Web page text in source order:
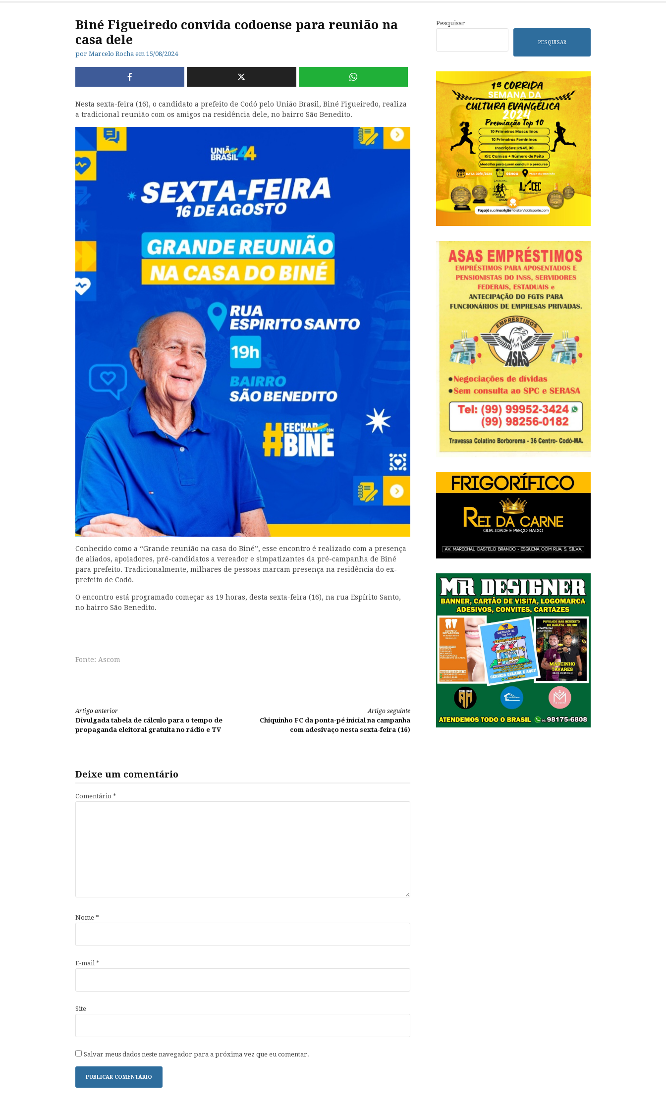
Biné Figueiredo convida codoense para reunião na
casa dele
por Marcelo Rocha em 15/08/2024
Nesta sexta-feira (16), o candidato a prefeito de Codó pelo União Brasil, Biné Figueiredo, realiza
a tradicional reunião com os amigos na residência dele, no bairro São Benedito.
Conhecido como a “Grande reunião na casa do Biné”, esse encontro é realizado com a presença
de aliados, apoiadores, pré-candidatos a vereador e simpatizantes da pré-campanha de Biné
para prefeito. Tradicionalmente, milhares de pessoas marcam presença na residência do ex-
prefeito de Codó.
O encontro está programado começar as 19 horas, desta sexta-feira (16), na rua Espírito Santo,
no bairro São Benedito.
Fonte: Ascom
Continue
lendo
Artigo anterior
Divulgada tabela de cálculo para o tempo de
propaganda eleitoral gratuita no rádio e TV
Artigo seguinte
Chiquinho FC da ponta-pé inicial na campanha
com adesivaço nesta sexta-feira (16)
Deixe um comentário
Comentário *
Nome *
E-mail*
Site
Salvar meus dados neste navegador para a próxima vez que eu comentar.
Pesquisar
PESQUISAR